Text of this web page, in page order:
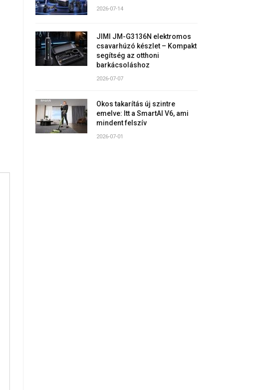
2026-07-14
JIMI JM-G3136N elektromos
csavarhúzó készlet – Kompakt
segítség az otthoni
barkácsoláshoz
2026-07-07
Okos takarítás új szintre
emelve: Itt a SmartAI V6, ami
mindent felszív
2026-07-01